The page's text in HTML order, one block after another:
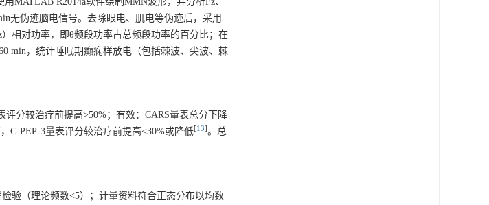
无伪迹脑电信号。去除眼电、肌电等伪迹后，采用
相对功率，即θ频段功率占总频段功率的百分比；在
min，统计睡眠期癫痫样放电（包括棘波、尖波、棘
评分较治疗前提高>50%；有效：CARS量表总分下降
C-PEP-3量表评分较治疗前提高<30%或降低[13]。总
检验（理论频数<5）；计量资料符合正态分布以均数